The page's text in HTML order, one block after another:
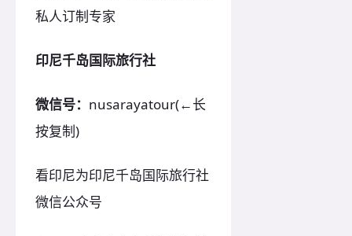
私人订制专家
印尼千岛国际旅行社
微信号： nusarayatour(←长
按复制)
看印尼为印尼千岛国际旅行社
微信公众号